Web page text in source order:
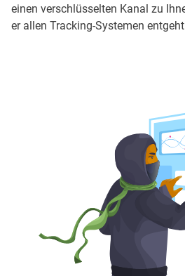
einen verschlüsselten Kanal zu
er allen Tracking-Systemen